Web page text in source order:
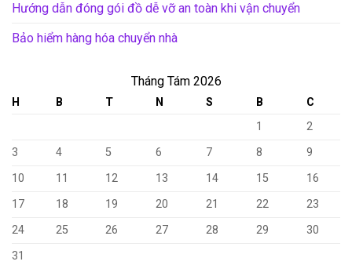
Hướng dẫn đóng gói đồ dễ vỡ an toàn khi vận chuyển
Bảo hiểm hàng hóa chuyển nhà
Tháng Tám 2026
H B T N S B
C
1
2
3
4 5 6 7 8
9
10
11 12 13 14 15
16
17
18 19 20 21 22
23
24
25 26 27 28 29
30
31